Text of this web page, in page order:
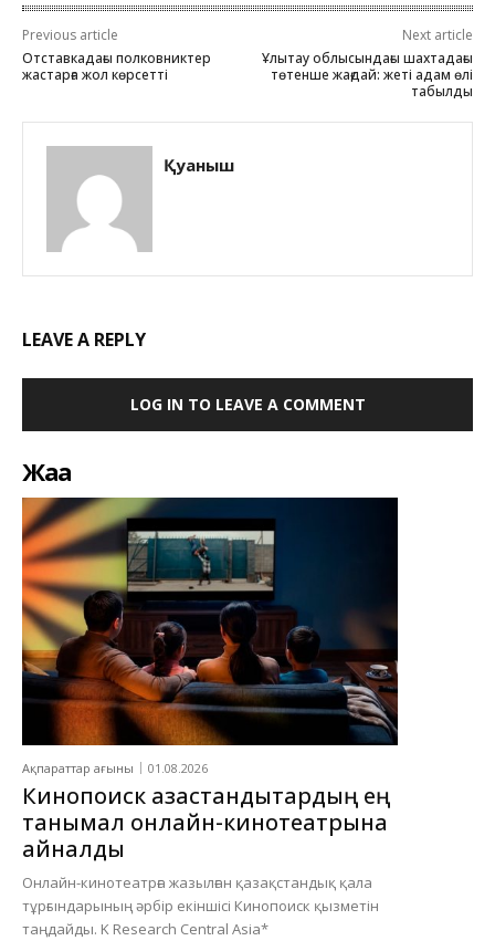
Previous article
Отставкадағы полковниктер
жастарға жол көрсетті
Next article
Ұлытау облысындағы шахтадағы
төтенше жағдай: жеті адам өлі
табылды
Қуаныш
LEAVE A REPLY
LOG IN TO LEAVE A COMMENT
Жаңа
Ақпараттар ағыны 01.08.2026
Кинопоиск қазақстандықтардың ең
танымал онлайн-кинотеатрына
айналды
Онлайн-кинотеатрға жазылған қазақстандық қала
тұрғындарының әрбір екіншісі Кинопоиск қызметін
таңдайды. K Research Central Asia*